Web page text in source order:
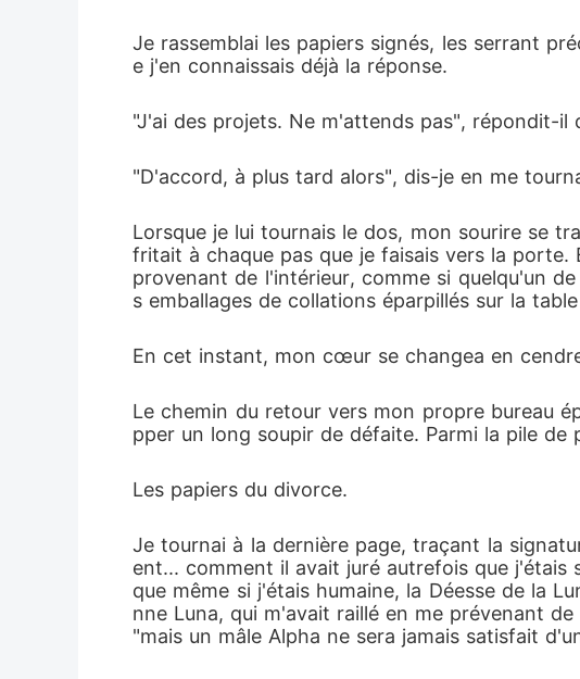
Je rassemblai les papiers signés, les serrant
e j'en connaissais déjà la réponse.
"J'ai des projets. Ne m'attends pas", répondit-
"D'accord, à plus tard alors", dis-je en me
Lorsque je lui tournais le dos, mon sourire se
fritait à chaque pas que je faisais vers la
provenant de l'intérieur, comme si quelqu'un
s emballages de collations éparpillés sur la
En cet instant, mon cœur se changea en
Le chemin du retour vers mon propre bureau
pper un long soupir de défaite. Parmi la pile
Les papiers du divorce.
Je tournai à la dernière page, traçant la
ent... comment il avait juré autrefois que j'étais
que même si j'étais humaine, la Déesse de la
nne Luna, qui m'avait raillé en me prévenant
"mais un mâle Alpha ne sera jamais satisfait